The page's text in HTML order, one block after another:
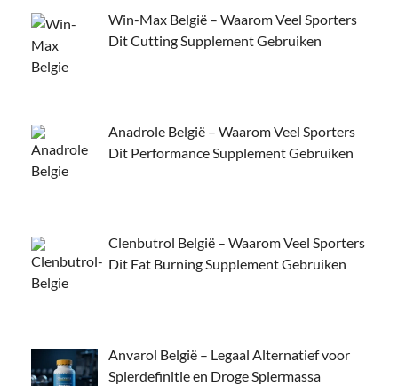
Win-Max België – Waarom Veel Sporters
Dit Cutting Supplement Gebruiken
Anadrole België – Waarom Veel Sporters
Dit Performance Supplement Gebruiken
Clenbutrol België – Waarom Veel Sporters
Dit Fat Burning Supplement Gebruiken
Anvarol België – Legaal Alternatief voor
Spierdefinitie en Droge Spiermassa